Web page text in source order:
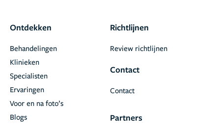
Ontdekken
Behandelingen
Klinieken
Specialisten
Ervaringen
Voor en na foto’s
Blogs
Richtlijnen
Review richtlijnen
Contact
Contact
Partners